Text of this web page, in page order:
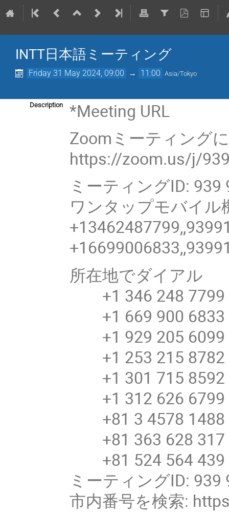
INTT日本語ミーティング
Friday 31 May 2024, 09:00 → 11:00 Asia/Tokyo
Description
*Meeting URL
Zoomミーティング
https://zoom.us/j/
ミーティングID: 939
ワンタップモバイル
所在地でダイアル
+1 346 248 7799
+1 669 900 6833
+1 929 205 6099
+1 253 215 8782
+1 301 715 8592
+1 312 626 6799
+81 3 4578 1488
+81 363 628 317
+81 524 564 439
ミーティングID: 939
市内番号を検索: